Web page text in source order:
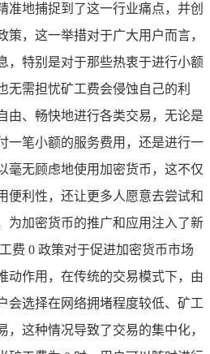
准地捕捉到了这一行业痛点，并创
策，这一举措对于广大用户而言，
，特别是对于那些热衷于进行小额
无需担忧矿工费会侵蚀自己的利
由、畅快地进行各类交易，无论是
一笔小额的服务费用，还是进行一
毫无顾虑地使用加密货币，这不仅
便利性，还让更多人愿意去尝试和
为加密货币的推广和应用注入了新
费 0 政策对于促进加密货币市场
动作用，在传统的交易模式下，由
会选择在网络拥堵程度较低、矿工
，这种情况导致了交易的集中化，